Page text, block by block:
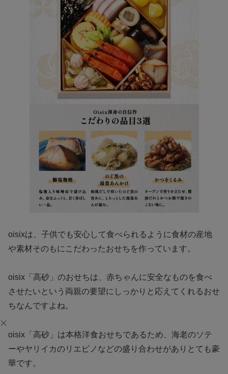
oisixは、子供でも安心して食べられるように食材の産地
や素材そのもにこだわったおせちを作っています。
oisix「高砂」のおせちは、赤ちゃんに安全なものを食べ
させたいという両親の要望にしっかりと応えてくれるおせ
ちなんですよね。
oisix「高砂」は本格洋食おせちであるため、海老のソテ
ーやヤリイカのリエピノなどの盛り合わせがありとても豪
華です。